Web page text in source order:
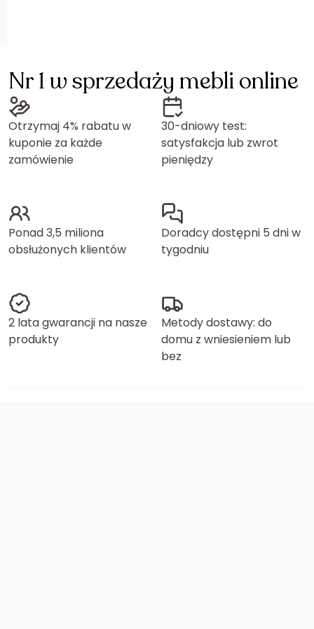
Nr 1 w sprzedaży mebli online
Otrzymaj 4% rabatu w
kuponie za każde
zamówienie
30-dniowy test:
satysfakcja lub zwrot
pieniędzy
Ponad 3,5 miliona
obsłużonych klientów
Doradcy dostępni 5 dni w
tygodniu
2 lata gwarancji na nasze
produkty
Metody dostawy: do
domu z wniesieniem lub
bez